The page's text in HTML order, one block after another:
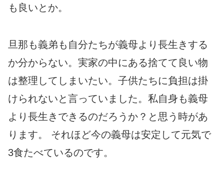
も良いとか。
旦那も義弟も自分たちが義母より長生きする
か分からない。実家の中にある捨てて良い物
は整理してしまいたい。子供たちに負担は掛
けられないと言っていました。私自身も義母
より長生きできるのだろうか？と思う時があ
ります。 それほど今の義母は安定して元気で
3食たべているのです。